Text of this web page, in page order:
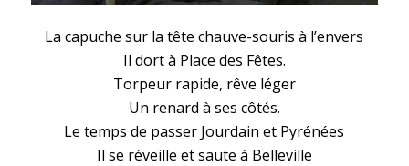
La capuche sur la tête chauve-souris à l’envers
Il dort à Place des Fêtes.
Torpeur rapide, rêve léger
Un renard à ses côtés.
Le temps de passer Jourdain et Pyrénées
Il se réveille et saute à Belleville